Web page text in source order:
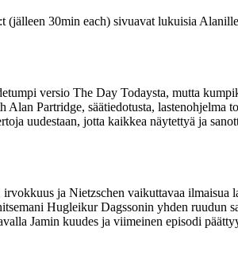
(jälleen 30min each) sivuavat lukuisia
versio The Day Todaysta, mutta
Partridge, säätiedotusta, lastenohjelma
uudestaan, jotta kaikkea näytettyä ja
ja Nietzschen vaikuttavaa ilmaisua
Hugleikur Dagssonin yhden ruudun
Jamin kuudes ja viimeinen episodi